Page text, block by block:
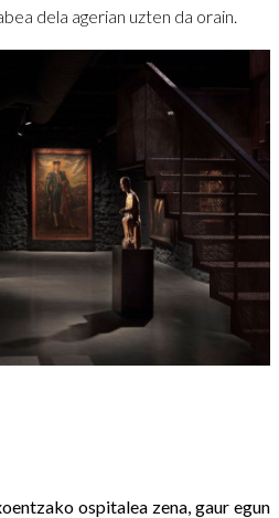
dela agerian uzten da orain.
ospitalea zena, gaur egun